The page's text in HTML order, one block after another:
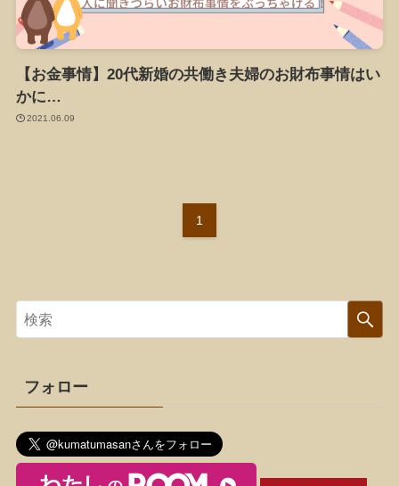
【お金事情】20代新婚の共働き夫婦のお財布事情はい
かに…
2021.06.09
1
フォロー